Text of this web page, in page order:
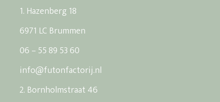
1. Hazenberg 18
6971 LC Brummen
06 – 55 89 53 60
info@futonfactorij.nl
2. Bornholmstraat 46